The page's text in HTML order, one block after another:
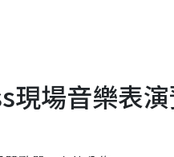
現場音樂表